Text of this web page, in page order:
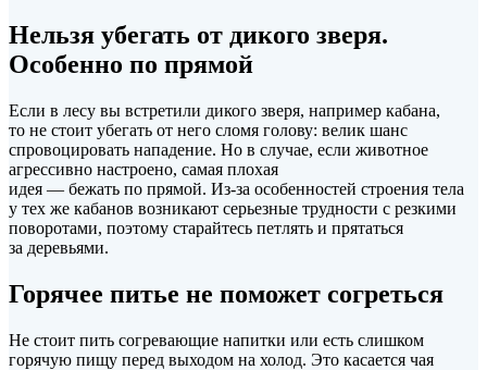
Нельзя убегать от дикого зверя.
Особенно по прямой
Если в лесу вы встретили дикого зверя, например кабана,
то не стоит убегать от него сломя голову: велик шанс
спровоцировать нападение. Но в случае, если животное
агрессивно настроено, самая плохая
идея — бежать по прямой. Из-за особенностей строения тела
у тех же кабанов возникают серьезные трудности с резкими
поворотами, поэтому старайтесь петлять и прятаться
за деревьями.
Горячее питье не поможет согреться
Не стоит пить согревающие напитки или есть слишком
горячую пищу перед выходом на холод. Это касается чая